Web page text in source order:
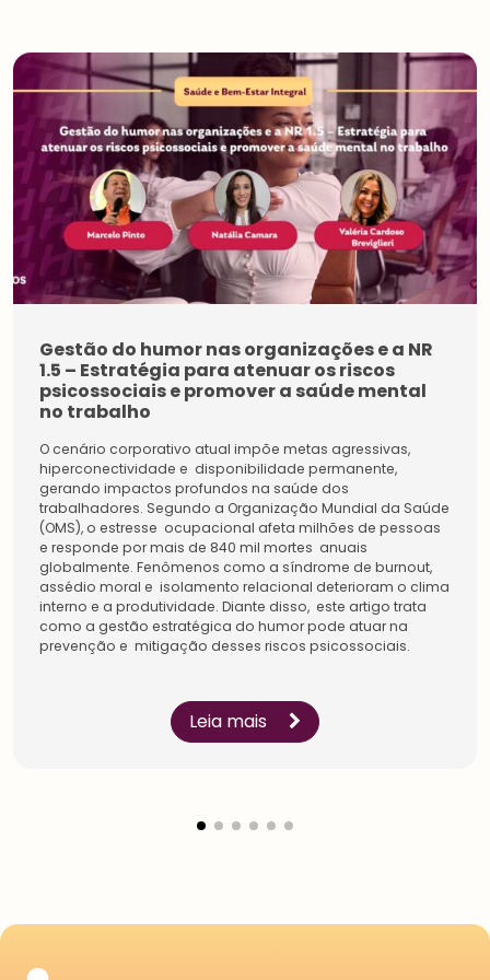
Gestão do humor nas organizações e a NR
1.5 – Estratégia para atenuar os riscos
psicossociais e promover a saúde mental
no trabalho
O cenário corporativo atual impõe metas agressivas,
hiperconectividade e disponibilidade permanente,
gerando impactos profundos na saúde dos
trabalhadores. Segundo a Organização Mundial da Saúde
(OMS), o estresse ocupacional afeta milhões de pessoas
e responde por mais de 840 mil mortes anuais
globalmente. Fenômenos como a síndrome de burnout,
assédio moral e isolamento relacional deterioram o clima
interno e a produtividade. Diante disso, este artigo trata
como a gestão estratégica do humor pode atuar na
prevenção e mitigação desses riscos psicossociais.
Leia mais
Estudantes
Inicie a sua rede de
Conecte-se com líderes e
especialistas, amplie a
PessoaFísica
Impulsione a sua carreira
especialistas sobre
gestão de pessoas.
Conheça os benefícios